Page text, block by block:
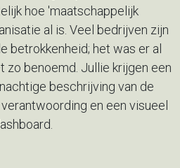
hoe 'maatschappelijk
al is. Veel bedrijven zijn
betrokkenheid; het was er al
zo benoemd. Jullie krijgen een
beschrijving van de
en een visueel